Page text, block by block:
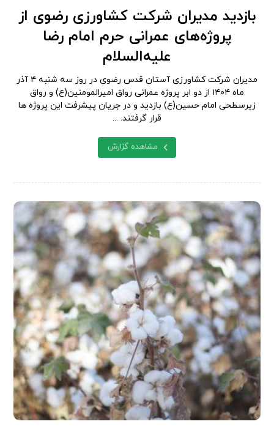
بازدید مدیران شرکت کشاورزی رضوی از
پروژه‌های عمرانی حرم امام رضا
علیه‌السلام
مدیران شرکت کشاورزی آستان قدس رضوی در روز سه شنبه ۴ آذر
ماه ۱۴۰۴ از دو ابر پروژه عمرانی رواق امیرالمومنین(ع) و رواق
زیرسطحی امام حسین(ع) بازدید و در جریان پیشرفت این پروژه ها
قرار گرفتند. ...
مشاهده گزارش